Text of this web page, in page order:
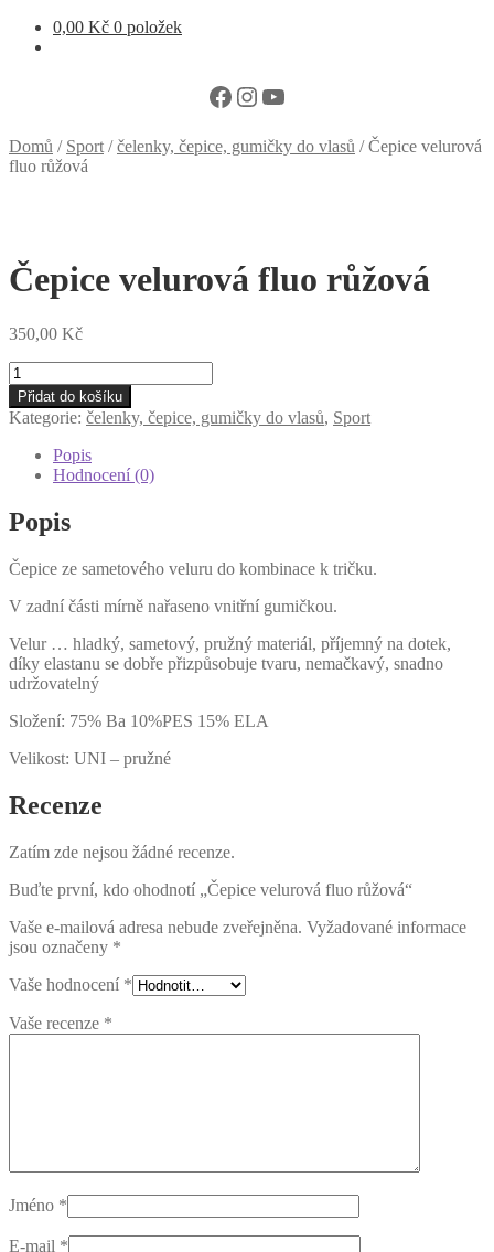
0,00 Kč 0 položek
Facebook
Instagram
YouTube
Domů / Sport /čelenky, čepice, gumičky do vlasů /Čepice velurová
fluo růžová
Čepice velurová fluo růžová
350,00 Kč
Čepice
velurová
fluo
růžová
množství
Přidat do košíku
Kategorie: čelenky, čepice, gumičky do vlasů, Sport
Popis
Hodnocení (0)
Popis
Čepice ze sametového veluru do kombinace k tričku.
V zadní části mírně nařaseno vnitřní gumičkou.
Velur … hladký, sametový, pružný materiál, příjemný na dotek,
díky elastanu se dobře přizpůsobuje tvaru, nemačkavý, snadno
udržovatelný
Složení: 75% Ba 10%PES 15% ELA
Velikost: UNI – pružné
Recenze
Zatím zde nejsou žádné recenze.
Buďte první, kdo ohodnotí „Čepice velurová fluo růžová“
Vaše e-mailová adresa nebude zveřejněna. Vyžadované informace
jsou označeny *
Vaše hodnocení *
Vaše recenze *
Jméno *
E-mail *